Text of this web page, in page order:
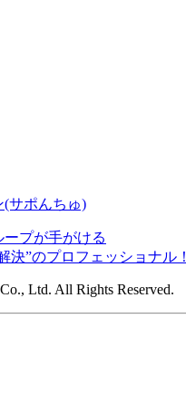
(サポんちゅ)
プが手がける
決”のプロフェッショナル！
Ltd. All Rights Reserved.